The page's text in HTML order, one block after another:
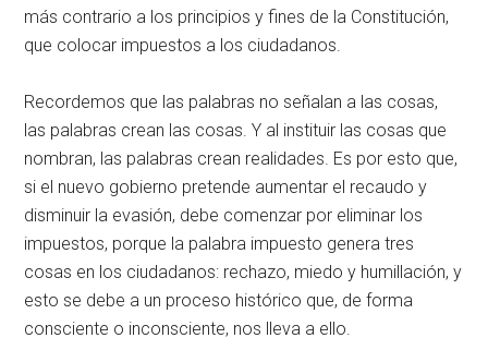
más contrario a los principios y fines de la Constitución,
que colocar impuestos a los ciudadanos.
Recordemos que las palabras no señalan a las cosas,
las palabras crean las cosas. Y al instituir las cosas que
nombran, las palabras crean realidades. Es por esto que,
si el nuevo gobierno pretende aumentar el recaudo y
disminuir la evasión, debe comenzar por eliminar los
impuestos, porque la palabra impuesto genera tres
cosas en los ciudadanos: rechazo, miedo y humillación, y
esto se debe a un proceso histórico que, de forma
consciente o inconsciente, nos lleva a ello.